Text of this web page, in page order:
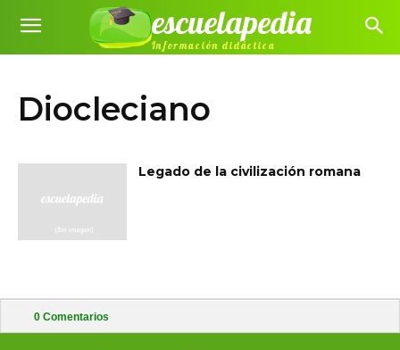
escuelapedia
Información didáctica
Diocleciano
Legado de la civilización romana
0 Comentarios